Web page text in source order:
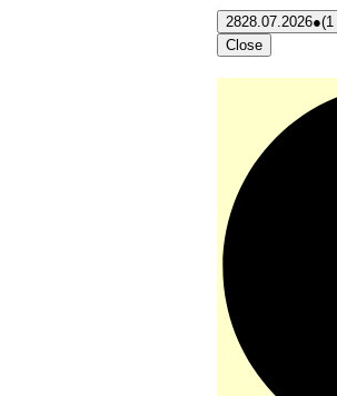
2828.07.2026●(1
Close